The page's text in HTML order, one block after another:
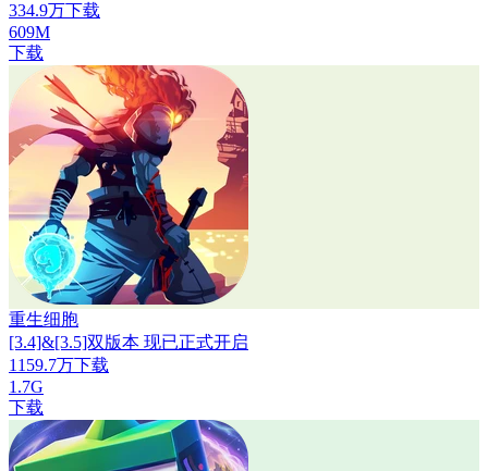
334.9万下载
609M
下载
重生细胞
[3.4]&[3.5]双版本 现已正式开启
1159.7万下载
1.7G
下载